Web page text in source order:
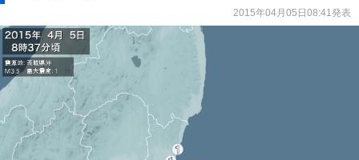
2015年04月05日08:41発表